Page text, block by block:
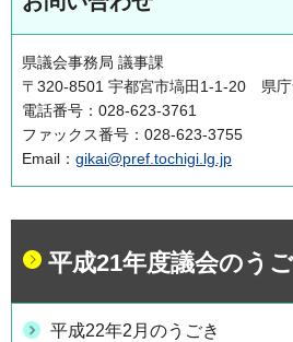
県議会事務局 議事課
〒320-8501 宇都宮市塙田1-1-20 県
電話番号：028-623-3761
ファックス番号：028-623-3755
Email： gikai@pref.tochigi.lg.jp
平成21年度議会のう
平成22年2月のうごき